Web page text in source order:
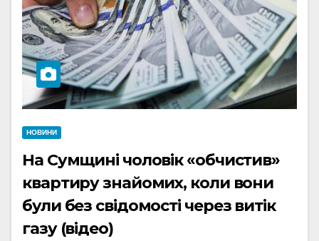
НОВИНИ
На Сумщині чоловік «обчистив»
квартиру знайомих, коли вони
були без свідомості через витік
газу (відео)